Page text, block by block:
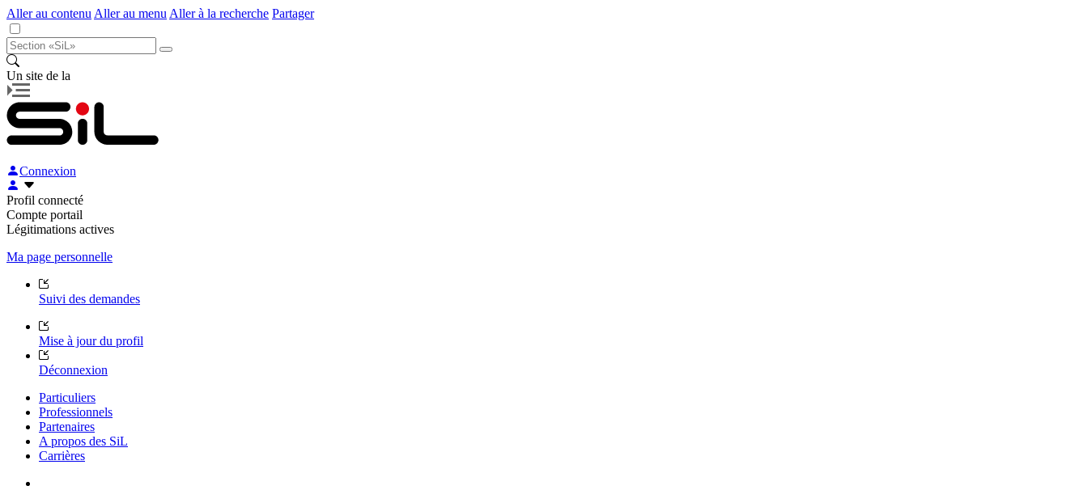
Aller au contenu Aller au menu Aller à la recherche Partager
Un site de la
Connexion
Profil connecté
Compte portail
Légitimations actives
Ma page personnelle
Suivi des demandes
Mise à jour du profil
Déconnexion
Particuliers
Professionnels
Partenaires
A propos des SiL
Carrières